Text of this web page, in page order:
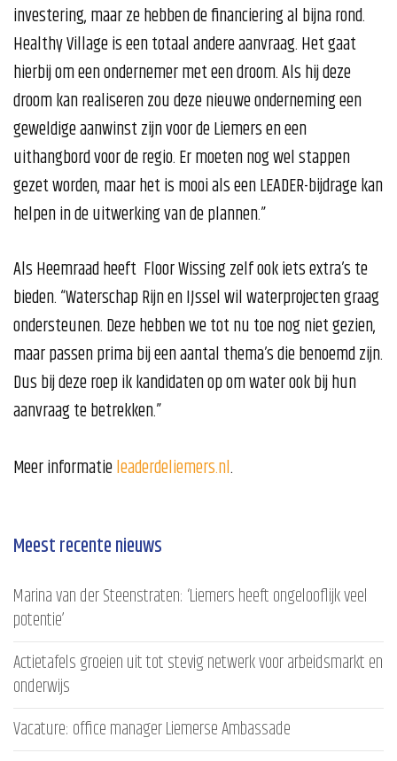
investering, maar ze hebben de financiering al bijna rond.
Healthy Village is een totaal andere aanvraag. Het gaat
hierbij om een ondernemer met een droom. Als hij deze
droom kan realiseren zou deze nieuwe onderneming een
geweldige aanwinst zijn voor de Liemers en een
uithangbord voor de regio. Er moeten nog wel stappen
gezet worden, maar het is mooi als een LEADER-bijdrage kan
helpen in de uitwerking van de plannen.”
Als Heemraad heeft Floor Wissing zelf ook iets extra’s te
bieden. “Waterschap Rijn en IJssel wil waterprojecten graag
ondersteunen. Deze hebben we tot nu toe nog niet gezien,
maar passen prima bij een aantal thema’s die benoemd zijn.
Dus bij deze roep ik kandidaten op om water ook bij hun
aanvraag te betrekken.”
Meer informatieleaderdeliemers.nl.
Meest recente nieuws
Marina van der Steenstraten: ‘Liemers heeft ongelooflijk veel
potentie’
Actietafels groeien uit tot stevig netwerk voor arbeidsmarkt en
onderwijs
Vacature: office manager Liemerse Ambassade